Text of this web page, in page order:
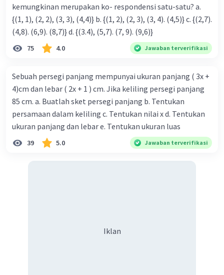
kemungkinan merupakan ko- respondensi satu-satu? a.
{(1, 1), (2, 2), (3, 3), (4,4)} b. {(1, 2), (2, 3), (3, 4). (4,5)} c. {(2,7).
(4,8). (6,9). (8,7)} d. {(3.4), (5,7). (7, 9). (9,6)}
75 4.0 Jawaban terverifikasi
Sebuah persegi panjang mempunyai ukuran panjang ( 3x +
4)cm dan lebar ( 2x + 1 ) cm. Jika keliling persegi panjang
85 cm. a. Buatlah sket persegi panjang b. Tentukan
persamaan dalam keliling c. Tentukan nilai x d. Tentukan
ukuran panjang dan lebar e. Tentukan ukuran luas
39 5.0 Jawaban terverifikasi
Iklan